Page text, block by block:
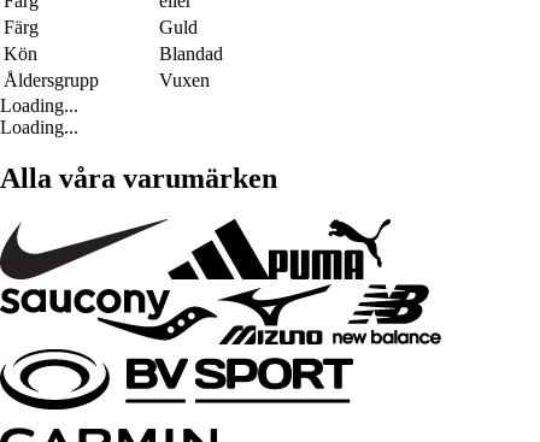
Färg
Guld
Kön
Blandad
Åldersgrupp
Vuxen
Loading...
Loading...
Alla våra varumärken